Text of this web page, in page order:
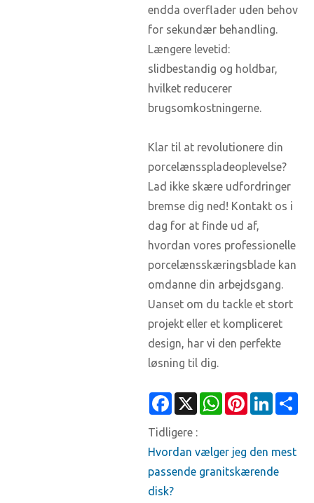
endda overflader uden behov
for sekundær behandling.
Længere levetid:
slidbestandig og holdbar,
hvilket reducerer
brugsomkostningerne.
Klar til at revolutionere din
porcelænsspladeoplevelse?
Lad ikke skære udfordringer
bremse dig ned! Kontakt os i
dag for at finde ud af,
hvordan vores professionelle
porcelænsskæringsblade kan
omdanne din arbejdsgang.
Uanset om du tackle et stort
projekt eller et kompliceret
design, har vi den perfekte
løsning til dig.
Facebook
X WhatsAppPinterestLinkedIn
Tidligere :
Hvordan vælger jeg den mest
passende granitskærende
disk?